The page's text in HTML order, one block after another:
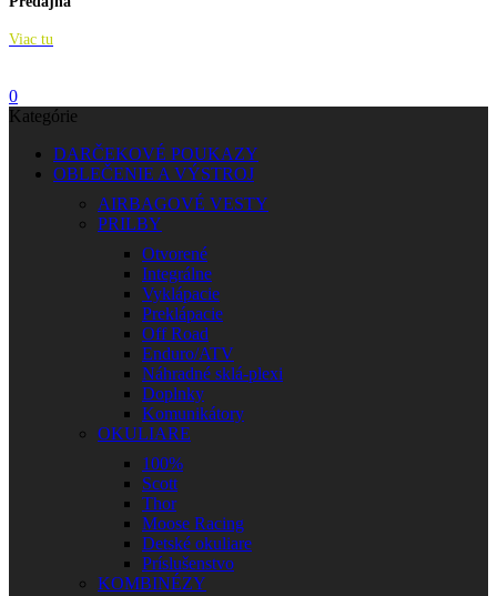
Viac tu
0
Kategórie
DARČEKOVÉ POUKAZY
OBLEČENIE A VÝSTROJ
AIRBAGOVÉ VESTY
PRILBY
Otvorené
Integrálne
Vyklápacie
Preklápacie
Off Road
Enduro/ATV
Náhradné sklá-plexi
Doplnky
Komunikátory
OKULIARE
100%
Scott
Thor
Moose Racing
Detské okuliare
Príslušenstvo
KOMBINÉZY